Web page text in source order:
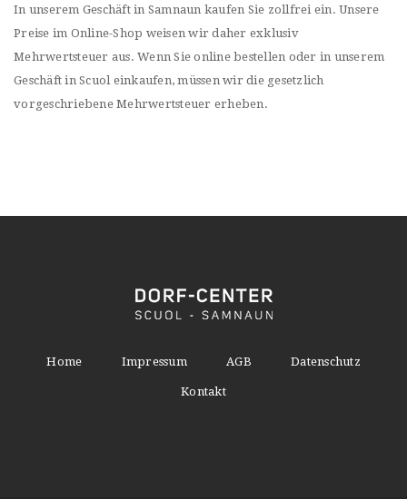
In unserem Geschäft in Samnaun kaufen Sie zollfrei ein. Unsere
Preise im Online-Shop weisen wir daher exklusiv
Mehrwertsteuer aus. Wenn Sie online bestellen oder in unserem
Geschäft in Scuol einkaufen, müssen wir die gesetzlich
vorgeschriebene Mehrwertsteuer erheben.
Home Impressum AGB Datenschutz
Kontakt